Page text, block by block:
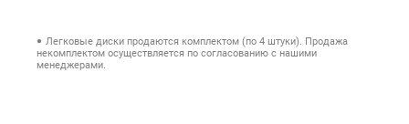
Легковые диски продаются комплектом (по 4 штуки). Продажа
некомплектом осуществляется по согласованию с нашими
менеджерами.